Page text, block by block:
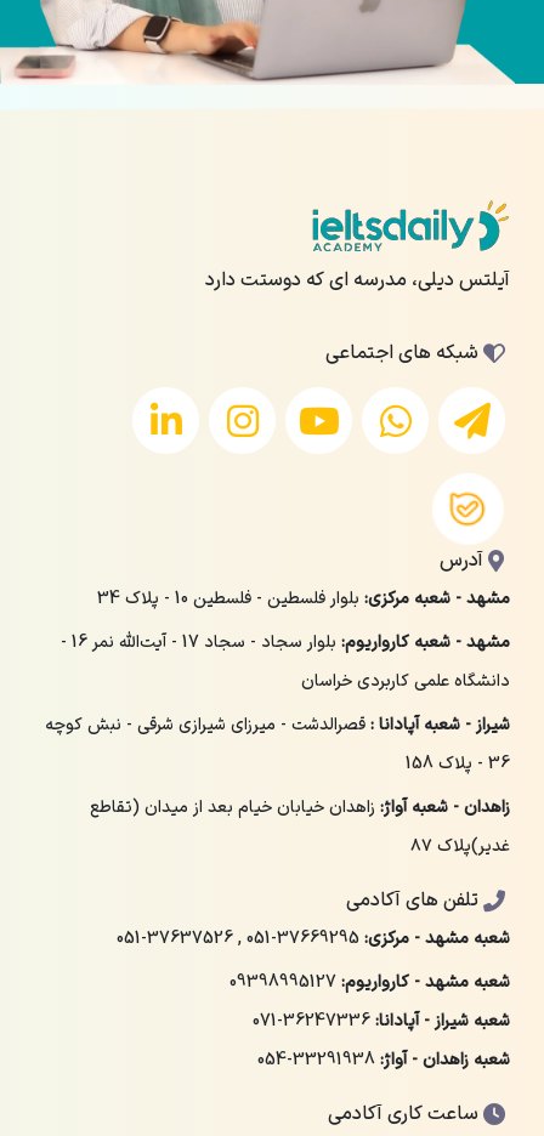
آیلتس دیلی، مدرسه ای که دوستت دارد
شبکه های اجتماعی
آدرس
مشهد - شعبه مرکزی: بلوار فلسطین - فلسطین 10 - پلاک 34
مشهد - شعبه کارواریوم:
بلوار سجاد - سجاد 17 - آیت‌الله نمر 16 -
دانشگاه علمی کاربردی خراسان
شیراز - شعبه آپادانا :قصرالدشت - میرزای شیرازی شرقی - نبش کوچه
36 - پلاک 158
زاهدان - شعبه آواژ: زاهدان خیابان خیام بعد از میدان (تقاطع
غدیر)پلاک ۸۷
تلفن های آکادمی
شعبه مشهد - مرکزی: 051-37669295
,
051-37637526
شعبه مشهد - کارواریوم:09398995127
شعبه شیراز - آپادانا:071-36247336
شعبه زاهدان - آواژ:054-33291938
ساعت کاری آکادمی